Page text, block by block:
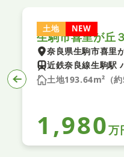
土地 NEW
奈良県生駒市喜里
近鉄奈良線生駒駅
土地193.64m²（約
1,980万